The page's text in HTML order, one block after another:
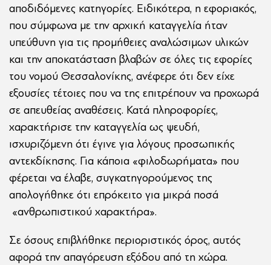
αποδιδόμενες κατηγορίες. Ειδικότερα, η εφοριακός,
που σύμφωνα με την αρχική καταγγελία ήταν
υπεύθυνη για τις προμήθειες αναλώσιμων υλικών
και την αποκατάσταση βλαβών σε όλες τις εφορίες
του νομού Θεσσαλονίκης, ανέφερε ότι δεν είχε
εξουσίες τέτοιες που να της επιτρέπουν να προχωρά
σε απευθείας αναθέσεις. Κατά πληροφορίες,
χαρακτήρισε την καταγγελία ως ψευδή,
ισχυριζόμενη ότι έγινε για λόγους προσωπικής
αντεκδίκησης. Για κάποια «φιλοδωρήματα» που
φέρεται να έλαβε, συγκατηγορούμενος της
απολογήθηκε ότι επρόκειτο για μικρά ποσά
«ανθρωπιστικού χαρακτήρα».
Σε όσους επιβλήθηκε περιοριστικός όρος, αυτός
αφορά την απαγόρευση εξόδου από τη χώρα.